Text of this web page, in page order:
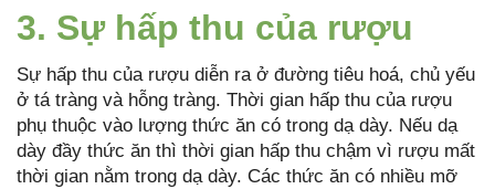
3. Sự hấp thu của rượu
Sự hấp thu của rượu diễn ra ở đường tiêu hoá, chủ yếu
ở tá tràng và hỗng tràng. Thời gian hấp thu của rượu
phụ thuộc vào lượng thức ăn có trong dạ dày. Nếu dạ
dày đầy thức ăn thì thời gian hấp thu chậm vì rượu mất
thời gian nằm trong dạ dày. Các thức ăn có nhiều mỡ